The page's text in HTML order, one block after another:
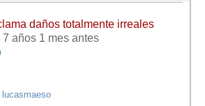
daños totalmente irreales
años 1 mes antes
lucasmaeso